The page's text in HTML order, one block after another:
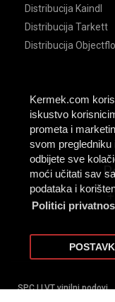
Kermek.com
iskustvo
prometa i
svom
odbijete sve
moći učitati sav
podataka i
Politici
Distribucija Kaindl
Distribucija Tarkett
Distribucija
SPC I LVT vinilni podovi